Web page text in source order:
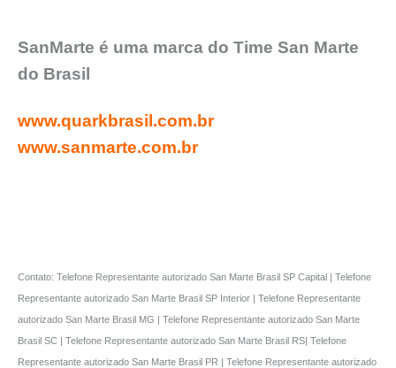
SanMarte é uma marca do Time San Marte
do Brasil
www.quarkbrasil.com.br
www.sanmarte.com.br
Contato: Telefone Representante autorizado San Marte Brasil SP Capital | Telefone
Representante autorizado San Marte Brasil SP Interior | Telefone Representante
autorizado San Marte Brasil MG | Telefone Representante autorizado San Marte
Brasil SC | Telefone Representante autorizado San Marte Brasil RS| Telefone
Representante autorizado San Marte Brasil PR | Telefone Representante autorizado